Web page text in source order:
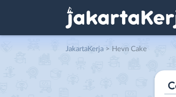
JakartaKerja > Hevn Cake